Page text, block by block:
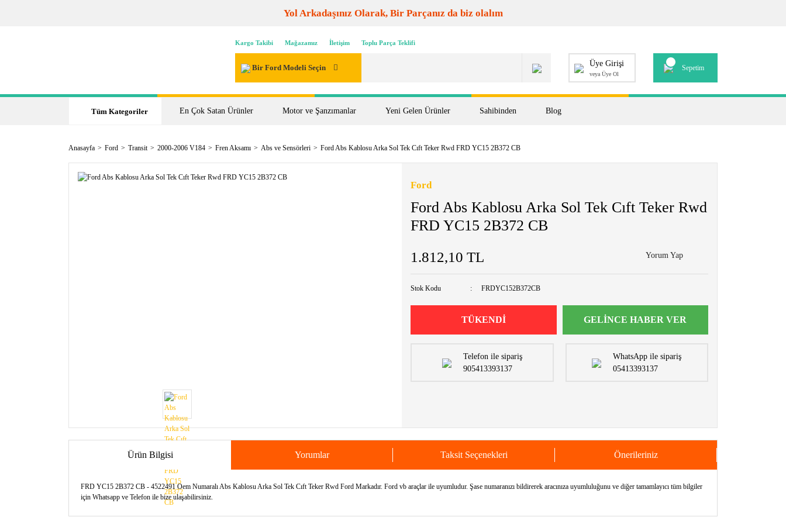
Yol Arkadaşınız Olarak, Bir Parçanız da biz olalım
Kargo Takibi Mağazamız İletişim Toplu Parça Teklifi
Bir Ford Modeli Seçin Üye Girişi
veya Üye Ol
Sepetim
Tüm Kategoriler En Çok Satan Ürünler Motor ve Şanzımanlar Yeni Gelen Ürünler Sahibinden Blog
Anasayfa Ford Transit 2000-2006 V184 Fren Aksamı Abs ve Sensörleri Ford Abs Kablosu Arka Sol Tek Cıft Teker Rwd FRD YC15 2B372 CB
Ford
Ford Abs Kablosu Arka Sol Tek Cıft Teker Rwd
FRD YC15 2B372 CB
1.812,10 TL Yorum Yap
Stok Kodu FRDYC152B372CB
TÜKENDİ GELİNCE HABER VER
Telefon ile sipariş
905413393137
WhatsApp ile sipariş
05413393137
Ürün Bilgisi Yorumlar Taksit Seçenekleri Önerileriniz
FRD YC15 2B372 CB - 4522491 Oem Numaralı Abs Kablosu Arka Sol Tek Cıft Teker Rwd Ford Markadır. Ford vb araçlar ile uyumludur. Şase numaranızı bildirerek aracınıza uyumluluğunu ve diğer tamamlayıcı tüm bilgiler
için Whatsapp ve Telefon ile bize ulaşabilirsiniz.